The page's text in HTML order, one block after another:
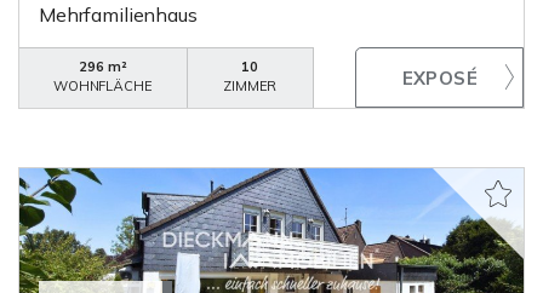
Mehrfamilienhaus
296 m²
WOHNFLÄCHE
10
ZIMMER